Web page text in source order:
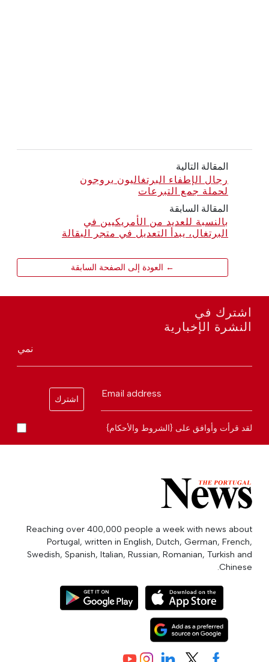
المقالة التالية
رجال الإطفاء البرتغاليون يروجون
لحملة جمع التبرعات
المقالة السابقة
بالنسبة للعديد من الأمريكيين في
البرتغال، يبدأ التعديل في متجر البقالة
← العودة إلى الصفحة السابقة
اشترك في
النشرة الإخبارية
نمي
Email address
اشترك
لقد قرأت وأوافق على {الشروط والأحكام}
Reaching over 400,000 people a week with news about
Portugal, written in English, Dutch, German, French,
Swedish, Spanish, Italian, Russian, Romanian, Turkish and
Chinese.